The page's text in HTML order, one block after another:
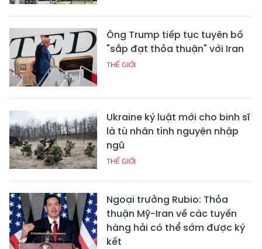
Ông Trump tiếp tục tuyên bố
"sắp đạt thỏa thuận" với Iran
THẾ GIỚI
Ukraine ký luật mới cho binh sĩ
là tù nhân tình nguyện nhập
ngũ
THẾ GIỚI
Ngoại trưởng Rubio: Thỏa
thuận Mỹ-Iran về các tuyến
hàng hải có thể sớm được ký
kết